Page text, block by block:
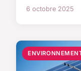
6 octobre 2025